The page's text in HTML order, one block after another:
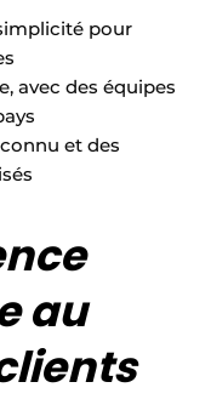
pour
avec des équipes
et des
au